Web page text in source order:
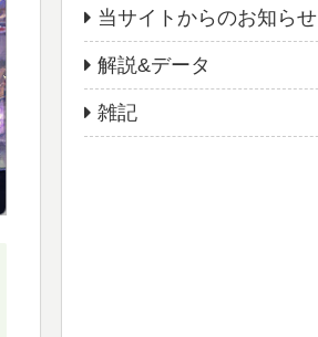
当サイトからのお知らせ
解説&データ
雑記